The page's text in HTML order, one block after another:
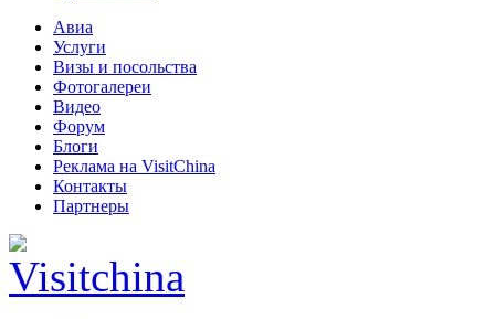
Авиа
Услуги
Визы и посольства
Фотогалереи
Видео
Форум
Блоги
Реклама на VisitChina
Контакты
Партнеры